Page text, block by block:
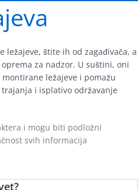
ležajeve, štite ih od zagađivača, a
za nadzor. U suštini, oni
ležajeve i pomažu
i isplativo održavanje
i mogu biti podložni
svih informacija